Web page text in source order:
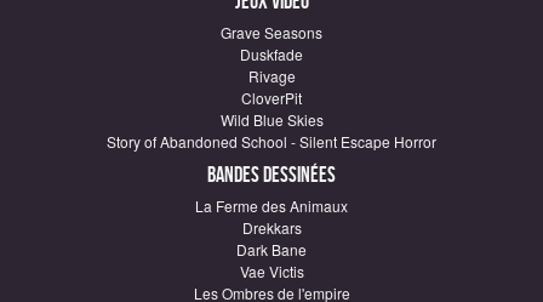
Grave Seasons
Duskfade
Rivage
CloverPit
Wild Blue Skies
Story of Abandoned School - Silent Escape Horror
Bandes dessinées
La Ferme des Animaux
Drekkars
Dark Bane
Vae Victis
Les Ombres de l'empire